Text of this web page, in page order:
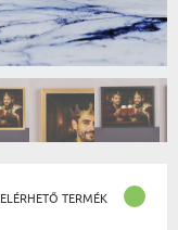
ELÉRHETŐ TERMÉK